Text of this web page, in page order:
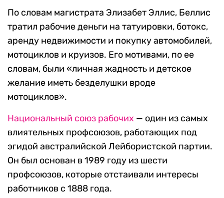
По словам магистрата Элизабет Эллис, Беллис
тратил рабочие деньги на татуировки, ботокс,
аренду недвижимости и покупку автомобилей,
мотоциклов и круизов. Его мотивами, по ее
словам, были «личная жадность и детское
желание иметь безделушки вроде
мотоциклов».
Национальный союз рабочих — один из самых
влиятельных профсоюзов, работающих под
эгидой австралийской Лейбористской партии.
Он был основан в 1989 году из шести
профсоюзов, которые отстаивали интересы
работников с 1888 года.